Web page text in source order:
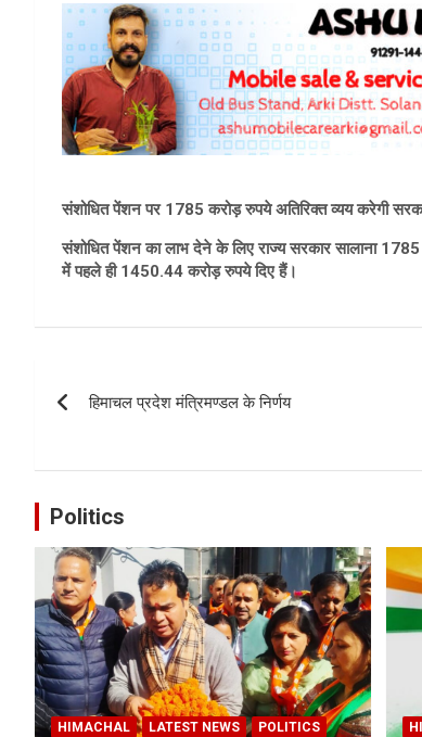
संशोधित पेंशन पर 1785 करोड़ रुपये अतिरिक्त व्यय करेगी
संशोधित पेंशन का लाभ देने के लिए राज्य सरकार सालाना
में पहले ही 1450.44 करोड़ रुपये दिए हैं।
navigation
हिमाचल प्रदेश मंत्रिमण्डल के निर्णय
Politics
HIMACHAL LATEST NEWS POLITICS